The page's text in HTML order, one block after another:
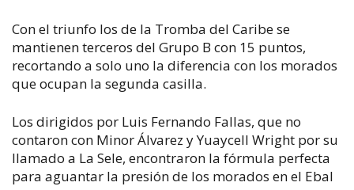
Con el triunfo los de la Tromba del Caribe se
mantienen terceros del Grupo B con 15 puntos,
recortando a solo uno la diferencia con los morados
que ocupan la segunda casilla.
Los dirigidos por Luis Fernando Fallas, que no
contaron con Minor Álvarez y Yuaycell Wright por su
llamado a La Sele, encontraron la fórmula perfecta
para aguantar la presión de los morados en el Ebal